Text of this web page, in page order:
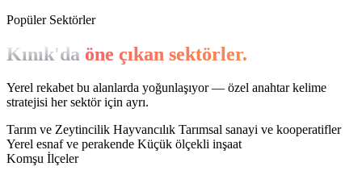
Popüler Sektörler
Kınık'da öne çıkan sektörler.
Yerel rekabet bu alanlarda yoğunlaşıyor — özel anahtar kelime
stratejisi her sektör için ayrı.
Tarım ve Zeytincilik Hayvancılık Tarımsal sanayi ve kooperatifler
Yerel esnaf ve perakende Küçük ölçekli inşaat
Komşu İlçeler